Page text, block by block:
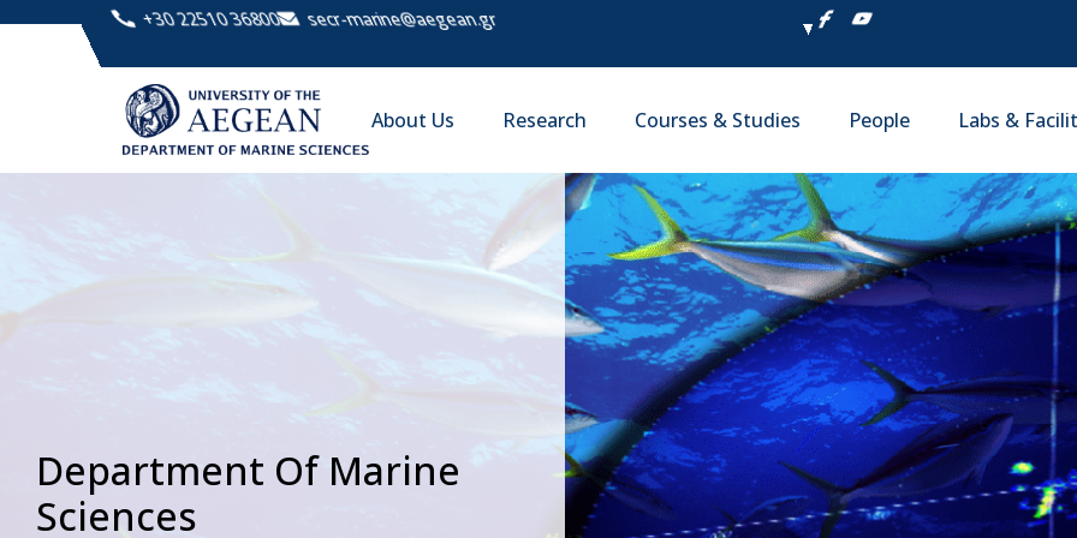
+30 22510 36800 secr-marine@aegean.gr
About Us Research Courses & Studies People Labs &
Department Of Marine
Sciences